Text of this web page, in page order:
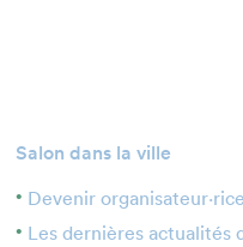
Bénévoles
Médias
Salon dans la ville
Devenir organisateur·rice
Les dernières actualités